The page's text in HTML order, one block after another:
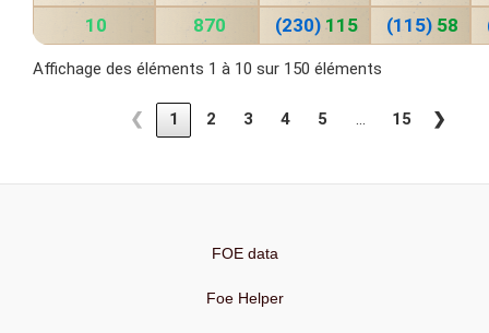
10
870 (230) 115 (115) 58
Affichage des éléments 1 à 10 sur 150 éléments
❮ 1 2 3 4 5 … 15 ❯
FOE data
Foe Helper